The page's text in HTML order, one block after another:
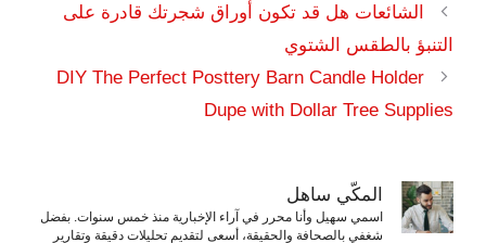
الشائعات هل قد تكون أوراق شجرتك قادرة على
التنبؤ بالطقس الشتوي
DIY The Perfect Posttery Barn Candle Holder
Dupe with Dollar Tree Supplies
المكّي ساهل
اسمي سهيل وأنا محرر في آراء الإخبارية منذ خمس سنوات. بفضل
شغفي بالصحافة والحقيقة، أسعى لتقديم تحليلات دقيقة وتقارير